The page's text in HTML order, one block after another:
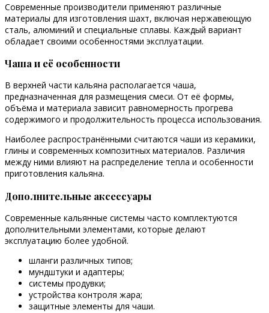
Современные производители применяют различные
материалы для изготовления шахт, включая нержавеющую
сталь, алюминий и специальные сплавы. Каждый вариант
обладает своими особенностями эксплуатации.
Чаша и её особенности
В верхней части кальяна располагается чаша,
предназначенная для размещения смеси. От её формы,
объёма и материала зависит равномерность прогрева
содержимого и продолжительность процесса использования.
Наиболее распространёнными считаются чаши из керамики,
глины и современных композитных материалов. Различия
между ними влияют на распределение тепла и особенности
приготовления кальяна.
Дополнительные аксессуары
Современные кальянные системы часто комплектуются
дополнительными элементами, которые делают
эксплуатацию более удобной.
шланги различных типов;
мундштуки и адаптеры;
системы продувки;
устройства контроля жара;
защитные элементы для чаши.